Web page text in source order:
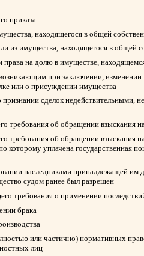
приказа
находящегося в общей
из имущества, находящегося в общей
права на долю в имуществе,
при заключении,
или о присуждении имущества
признании сделок недействительными,
требования об обращении взыскания
требования об обращении взыскания
которому уплачена государственная
наследниками принадлежащей
судом ранее был разрешен
требования о применении
брака
или частично) нормативных
лиц